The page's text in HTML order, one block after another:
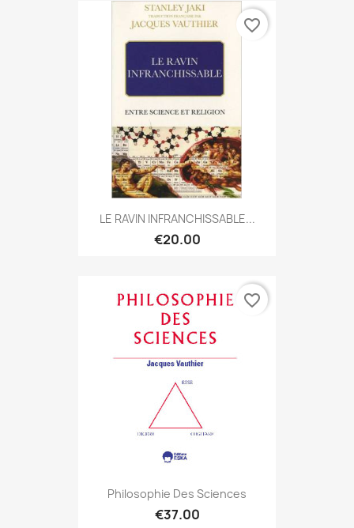
LE RAVIN INFRANCHISSABLE...
€20.00
favorite_border
Philosophie Des Sciences
€37.00
favorite_border